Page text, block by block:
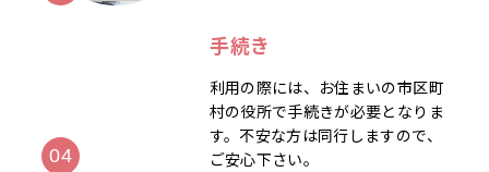
手続き
利用の際には、お住まいの市区町
村の役所で手続きが必要となりま
す。不安な方は同行しますので、
ご安心下さい。